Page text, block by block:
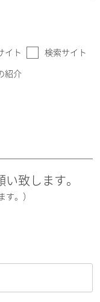
イト 検索サイト
紹介
致します。
す。）